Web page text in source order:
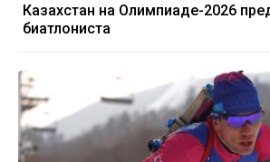
Казахстан на Олимпиаде-2026
биатлониста